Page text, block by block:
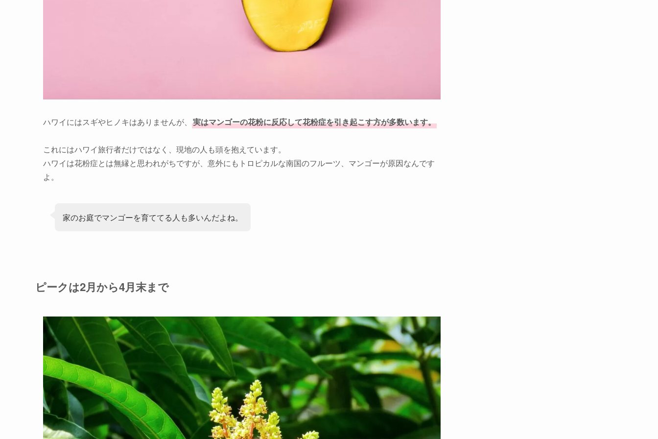
ハワイにはスギやヒノキはありませんが、 実はマンゴーの花粉に反応して花粉症を引き起こす方が多数います。
これにはハワイ旅行者だけではなく、現地の人も頭を抱えています。
ハワイは花粉症とは無縁と思われがちですが、意外にもトロピカルな南国のフルーツ、マンゴーが原因なんです
よ。
家のお庭でマンゴーを育ててる人も多いんだよね。
ピークは2月から4月末まで